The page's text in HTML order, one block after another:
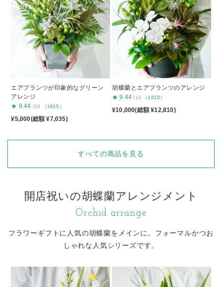
エアプランツが印象的なグリーン
アレンジ
★ 9.44 /10 （1815）
¥5,000(総額 ¥7,035)
胡蝶蘭とエアプランツのアレンジ
★ 9.44 /10 （1815）
¥10,000(総額 ¥12,810)
すべての商品を見る
開店祝いの胡蝶蘭アレンジメント
Orchid arrange
フラワーギフトに人気の胡蝶蘭をメインに。 フォーマルかつお
しゃれな人気シリーズです。